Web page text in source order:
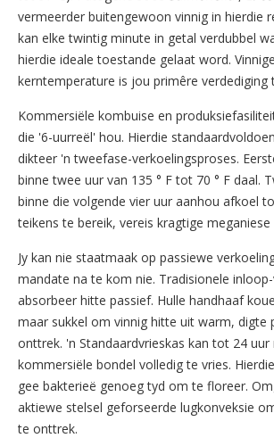
vermeerder buitengewoon vinnig in hierdie
kan elke twintig minute in getal verdubbel
hierdie ideale toestande gelaat word.
kerntemperature is jou primêre verdediging
Kommersiële kombuise en
die '6-uurreël' hou. Hierdie
dikteer 'n tweefase-verkoelingsproses.
binne twee uur van 135 ° F tot 70 ° F daal.
binne die volgende vier uur aanhou afkoel
teikens te bereik, vereis kragtige meganiese
Jy kan nie staatmaak op passiewe
mandate na te kom nie. Tradisionele
absorbeer hitte passief. Hulle handhaaf
maar sukkel om vinnig hitte uit warm, digte
onttrek. 'n Standaardvrieskas kan tot 24
kommersiële bondel volledig te vries.
gee bakterieë genoeg tyd om te floreer.
aktiewe stelsel geforseerde lugkonveksie
te onttrek.